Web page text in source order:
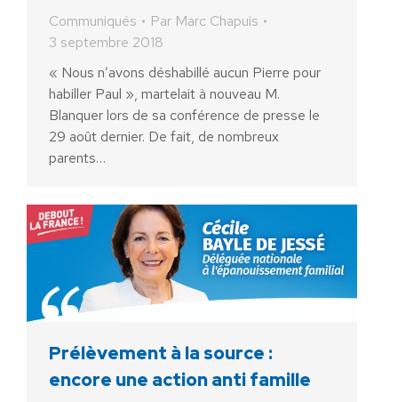
Communiqués Par Marc Chapuis
3 septembre 2018
« Nous n’avons déshabillé aucun Pierre pour
habiller Paul », martelait à nouveau M.
Blanquer lors de sa conférence de presse le
29 août dernier. De fait, de nombreux
parents…
Prélèvement à la source :
encore une action anti famille